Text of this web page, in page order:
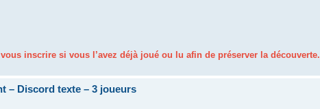
inscrire si vous l’avez déjà joué ou lu afin de préserver la découverte.
– Discord texte – 3 joueurs